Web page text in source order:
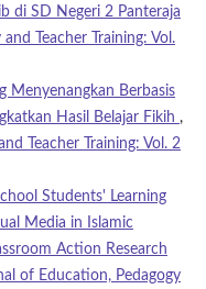
di SD Negeri 2 Panteraja
Teacher Training: Vol.
Menyenangkan Berbasis
Hasil Belajar Fikih ,
Teacher Training: Vol. 2
Students' Learning
Media in Islamic
Action Research
of Education, Pedagogy